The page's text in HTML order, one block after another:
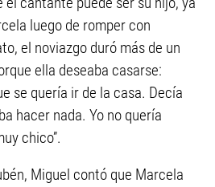
luego de romper con
el noviazgo duró más de un
ella deseaba casarse:
se quería ir de la casa. Decía
hacer nada. Yo no quería
chico”.
Miguel contó que Marcela